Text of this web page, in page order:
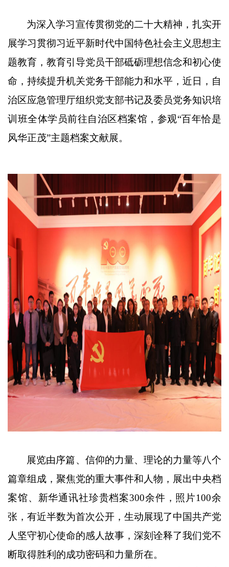
为深入学习宣传贯彻党的二十大精神，扎实开
展学习贯彻习近平新时代中国特色社会主义思想主
题教育，教育引导党员干部砥砺理想信念和初心使
命，持续提升机关党务干部能力和水平，近日，自
治区应急管理厅组织党支部书记及委员党务知识培
训班全体学员前往自治区档案馆，参观“百年恰是
风华正茂”主题档案文献展。
展览由序篇、信仰的力量、理论的力量等八个
篇章组成，聚焦党的重大事件和人物，展出中央档
案馆、新华通讯社珍贵档案300余件，照片100余
张，有近半数为首次公开，生动展现了中国共产党
人坚守初心使命的感人故事，深刻诠释了我们党不
断取得胜利的成功密码和力量所在。